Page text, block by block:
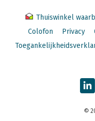
Thuiswinkel
Colofon
Privacy
©